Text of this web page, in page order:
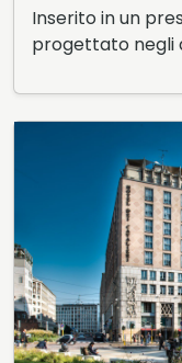
Inserito in un
progettato negli